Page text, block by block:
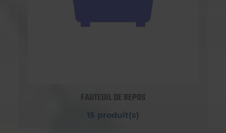
FAUTEUIL DE REPOS
15 produit(s)